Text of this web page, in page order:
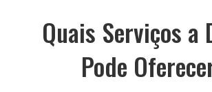
Quais Serviços a
Pode